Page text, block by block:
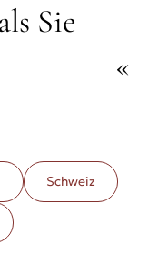
Sie
Schweiz